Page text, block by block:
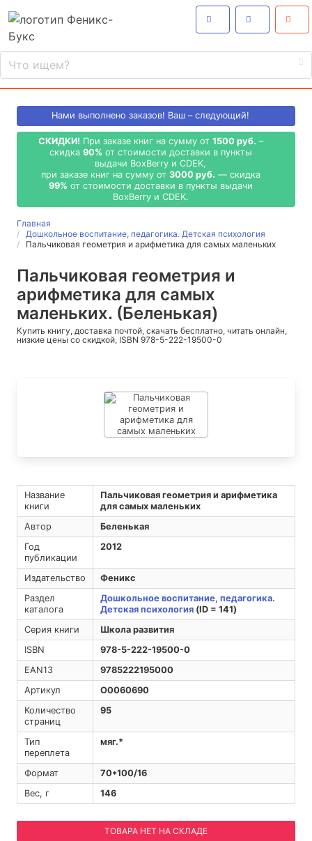
Нами выполнено заказов! Ваш – следующий!
СКИДКИ! При заказе книг на сумму от 1500 руб. –
скидка 90% от стоимости доставки в пункты
выдачи BoxBerry и CDEK,
при заказе книг на сумму от 3000 руб. — скидка
99% от стоимости доставки в пункты выдачи
BoxBerry и CDEK.
Главная
Дошкольное воспитание, педагогика. Детская психология
Пальчиковая геометрия и арифметика для самых маленьких
Пальчиковая геометрия и
арифметика для самых
маленьких. (Беленькая)
Купить книгу, доставка почтой, скачать бесплатно, читать онлайн,
низкие цены со скидкой, ISBN 978-5-222-19500-0
Название
книги
Пальчиковая геометрия и арифметика
для самых маленьких
Автор
Беленькая
Год
публикации
2012
Издательство
Феникс
Раздел
каталога
Дошкольное воспитание, педагогика.
Детская психология(ID = 141)
Серия книги
Школа развития
ISBN
978-5-222-19500-0
EAN13
9785222195000
Артикул
O0060690
Количество
страниц
95
Тип
переплета
мяг.*
Формат
70*100/16
Вес, г
146
ТОВАРА НЕТ НА СКЛАДЕ